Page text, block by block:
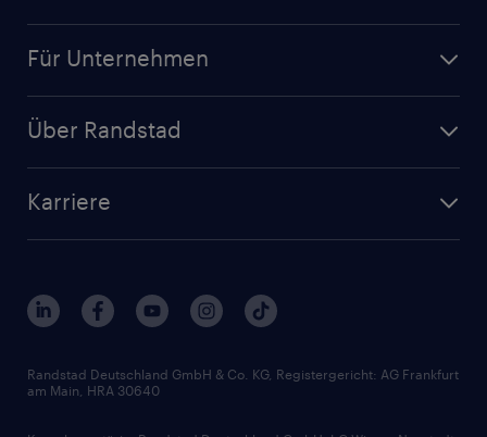
Initiativbewerbung
Randstad Akademie
Für Unternehmen
Branchen
Über Randstad
Interne Karriere
FAQ - Bewerber / Kunden
Zertifikate und Auszeichnungen
Karriere
Berufsprofile
Gehaltsthemen
Bewerbungsratgeber
Randstad Deutschland GmbH & Co. KG, Registergericht: AG Frankfurt
am Main, HRA 30640